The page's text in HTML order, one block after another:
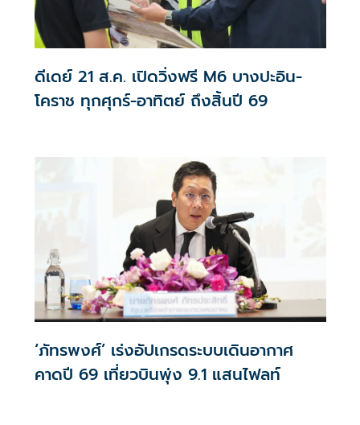
ดีเดย์ 21 ส.ค. เปิดวิ่งฟรี M6 บางปะอิน-
โคราช ทุกศุกร์-อาทิตย์ ถึงสิ้นปี 69
‘ภัทรพงศ์’ เร่งอัปเกรดระบบเดินอากาศ
คาดปี 69 เที่ยวบินพุ่ง 9.1 แสนไฟลท์